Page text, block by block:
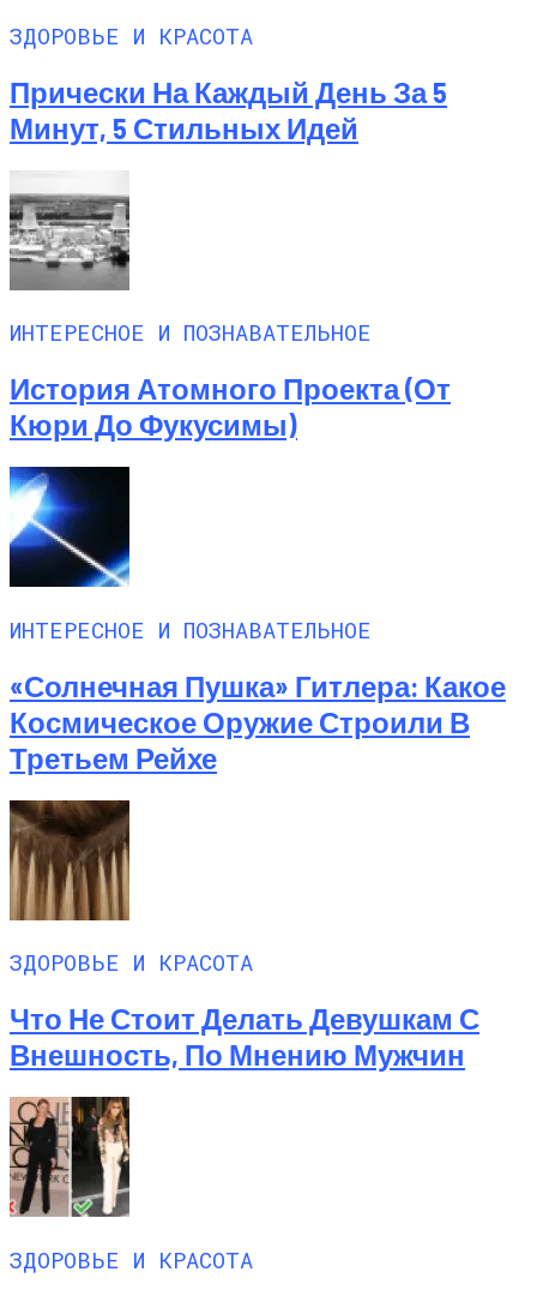
ЗДОРОВЬЕ И КРАСОТА
Прически На Каждый День За 5
Минут, 5 Стильных Идей
ИНТЕРЕСНОЕ И ПОЗНАВАТЕЛЬНОЕ
История Атомного Проекта (от
Кюри До Фукусимы)
ИНТЕРЕСНОЕ И ПОЗНАВАТЕЛЬНОЕ
«Солнечная Пушка» Гитлера: Какое
Космическое Оружие Строили В
Третьем Рейхе
ЗДОРОВЬЕ И КРАСОТА
Что Не Стоит Делать Девушкам С
Внешность, По Мнению Мужчин
ЗДОРОВЬЕ И КРАСОТА